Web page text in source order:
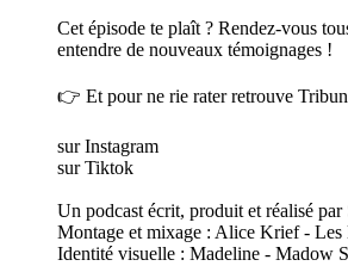
Cet épisode te plaît ? Rendez-vous
entendre de nouveaux témoignages !
👉 Et pour ne rie rater retrouve
sur Instagram
sur Tiktok
Un podcast écrit, produit et réalisé
Montage et mixage : Alice Krief - Les
Identité visuelle : Madeline - Madow